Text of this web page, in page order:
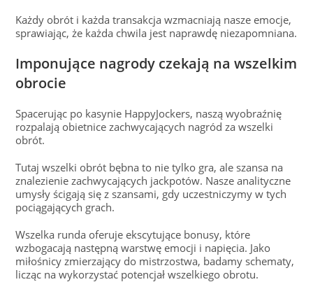
Każdy obrót i każda transakcja wzmacniają nasze emocje,
sprawiając, że każda chwila jest naprawdę niezapomniana.
Imponujące nagrody czekają na wszelkim
obrocie
Spacerując po kasynie HappyJockers, naszą wyobraźnię
rozpalają obietnice zachwycających nagród za wszelki
obrót.
Tutaj wszelki obrót bębna to nie tylko gra, ale szansa na
znalezienie zachwycających jackpotów. Nasze analityczne
umysły ścigają się z szansami, gdy uczestniczymy w tych
pociągających grach.
Wszelka runda oferuje ekscytujące bonusy, które
wzbogacają następną warstwę emocji i napięcia. Jako
miłośnicy zmierzający do mistrzostwa, badamy schematy,
licząc na wykorzystać potencjał wszelkiego obrotu.